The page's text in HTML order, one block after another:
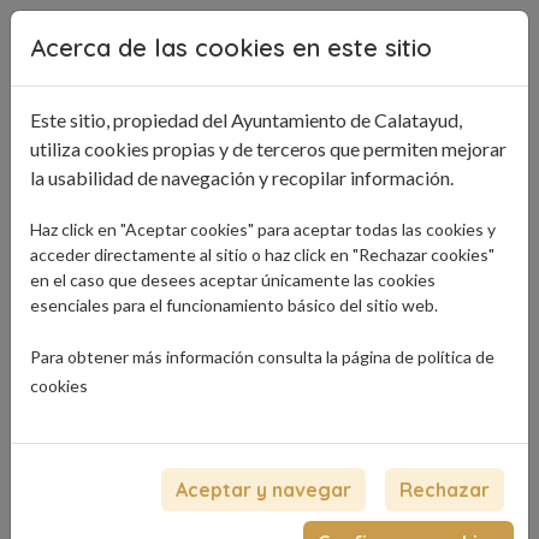
Pasar al contenido principal
Acerca de las cookies en este sitio
Este sitio, propiedad del Ayuntamiento de Calatayud,
utiliza cookies propias y de terceros que permiten mejorar
la usabilidad de navegación y recopilar información.
Haz click en "Aceptar cookies" para aceptar todas las cookies y
acceder directamente al sitio o haz click en "Rechazar cookies"
en el caso que desees aceptar únicamente las cookies
esenciales para el funcionamiento básico del sitio web.
Para obtener más información consulta la página depolítica de
cookies
Aceptar y navegar Rechazar